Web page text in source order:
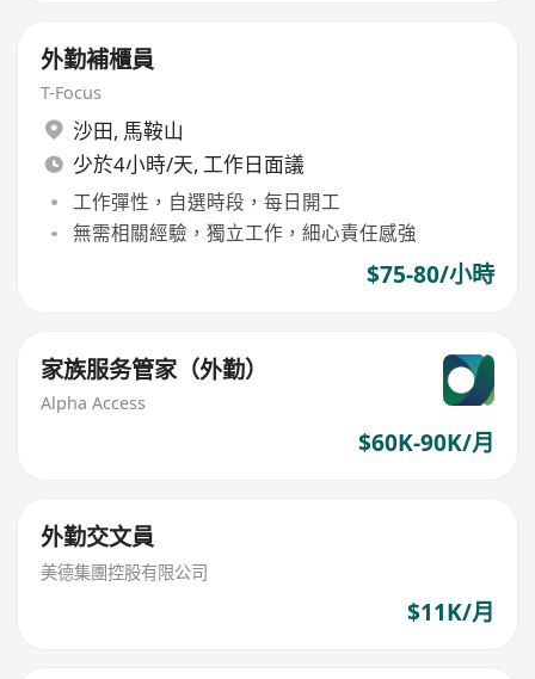
外勤補櫃員
T-Focus
沙田, 馬鞍山
少於4小時/天, 工作日面議
工作彈性，自選時段，每日開工
無需相關經驗，獨立工作，細心責任感強
$75-80/小時
家族服务管家（外勤）
Alpha Access
$60K-90K/月
外勤交文員
美德集團控股有限公司
$11K/月